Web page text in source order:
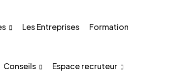
Les Entreprises Formation
Conseils Espace recruteur